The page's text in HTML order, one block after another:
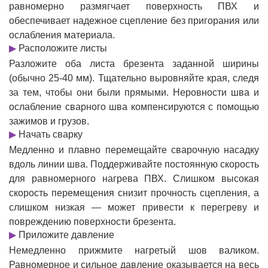
равномерно размягчает поверхность ПВХ и
обеспечивает надежное сцепление без пригорания или
ослабления материала.
▶ Расположите листы
Разложите оба листа брезента заданной ширины
(обычно 25-40 мм). Тщательно выровняйте края, следя
за тем, чтобы они были прямыми. Неровности шва и
ослабление сварного шва компенсируются с помощью
зажимов и грузов.
▶ Начать сварку
Медленно и плавно перемещайте сварочную насадку
вдоль линии шва. Поддерживайте постоянную скорость
для равномерного нагрева ПВХ. Слишком высокая
скорость перемещения снизит прочность сцепления, а
слишком низкая — может привести к перегреву и
повреждению поверхности брезента.
▶ Приложите давление
Немедленно прижмите нагретый шов валиком.
Равномерное и сильное давление оказывается на весь